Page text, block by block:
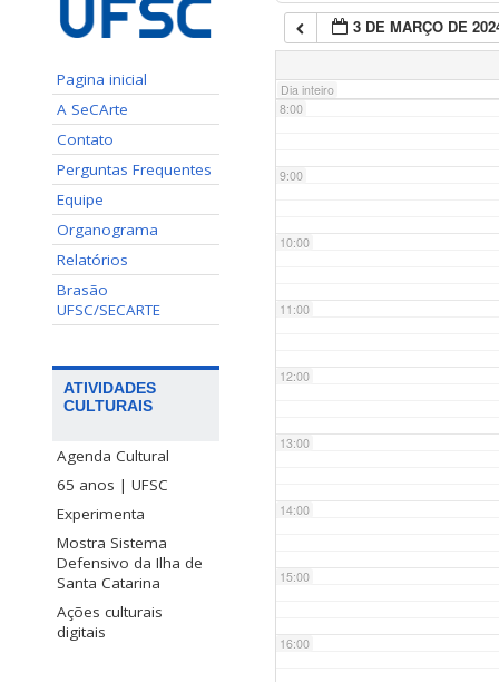
Pagina inicial
A SeCArte
Contato
Perguntas Frequentes
Equipe
Organograma
Relatórios
Brasão
UFSC/SECARTE
ATIVIDADES
CULTURAIS
Agenda Cultural
65 anos | UFSC
Experimenta
Mostra Sistema
Defensivo da Ilha de
Santa Catarina
Ações culturais
digitais
3 DE MARÇO DE
Dia inteiro
7:00
8:00
9:00
10:00
11:00
12:00
13:00
14:00
15:00
16:00